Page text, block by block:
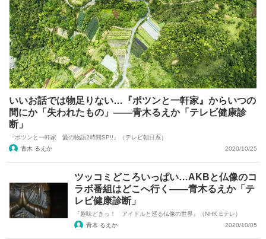
いいお話では物足りない…『ポツンと一軒家』からいつの
間にか「失われたもの」――青木るえか「テレビ健康診
断」
『ポツンと一軒家 愛の物語2時間SP!!』（テレビ朝日系）
青木 るえか
2020/10/25
ツッコミどころいっぱい…AKBと仏像のコ
ラボ番組はどこへ行く――青木るえか「テ
レビ健康診断」
『趣味どきっ！ アイドルと巡る仏像の世界』（NHK Eテレ）
青木 るえか
2020/10/05